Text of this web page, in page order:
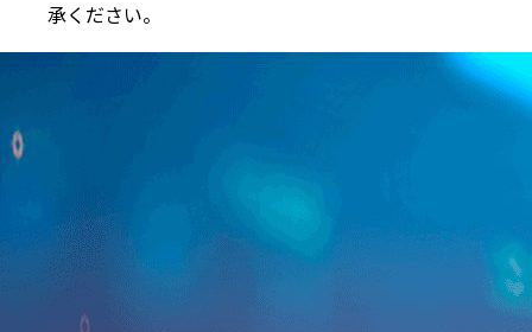
承ください。